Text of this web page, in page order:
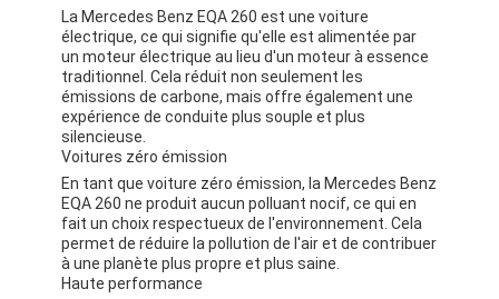
La Mercedes Benz EQA 260 est une voiture
électrique, ce qui signifie qu'elle est alimentée par
un moteur électrique au lieu d'un moteur à essence
traditionnel. Cela réduit non seulement les
émissions de carbone, mais offre également une
expérience de conduite plus souple et plus
silencieuse.
Voitures zéro émission
En tant que voiture zéro émission, la Mercedes Benz
EQA 260 ne produit aucun polluant nocif, ce qui en
fait un choix respectueux de l'environnement. Cela
permet de réduire la pollution de l'air et de contribuer
à une planète plus propre et plus saine.
Haute performance